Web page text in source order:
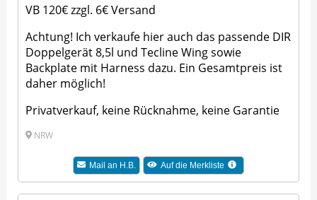
VB 120€ zzgl. 6€ Versand
Achtung! Ich verkaufe hier auch das passende DIR
Doppelgerät 8,5l und Tecline Wing sowie
Backplate mit Harness dazu. Ein Gesamtpreis ist
daher möglich!
Privatverkauf, keine Rücknahme, keine Garantie
NRW
Mail an H.B. Auf die Merkliste